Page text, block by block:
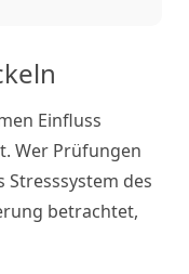
Einfluss
Wer Prüfungen
des
betrachtet,